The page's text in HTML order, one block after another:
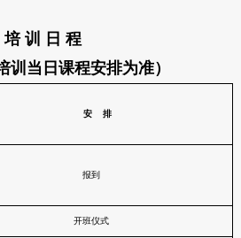
培 训 日 程
训当日课程安排为准）